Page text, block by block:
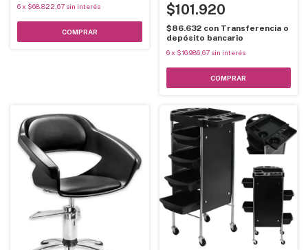
6x $68.822,67 sin interés
COMPRAR
$101.920
$86.632 con Transferencia o
depósito bancario
6 x $16.986,67 sin interés